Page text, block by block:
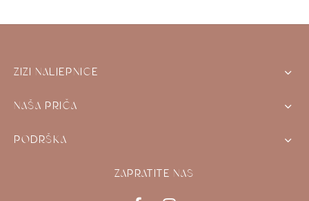
ZIZI NALJEPNICE
NAŠA PRIČA
PODRŠKA
ZAPRATITE NAS